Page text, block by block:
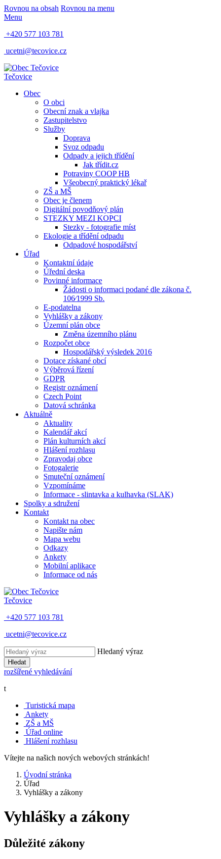
Rovnou na obsah Rovnou na menu
Menu
+420 577 103 781
ucetni@tecovice.cz
Tečovice
Obec
O obci
Obecní znak a vlajka
Zastupitelstvo
Služby
Doprava
Svoz odpadu
Odpady a jejich třídění
Jak třídit.cz
Potraviny COOP HB
Všeobecný praktický lékař
ZŠ a MŠ
Obec je členem
Digitální povodňový plán
STEZKY MEZI KOPCI
Stezky - fotografie míst
Ekologie a třídění odpadu
Odpadové hospodářství
Úřad
Kontaktní údaje
Úřední deska
Povinné informace
Žádosti o informaci podané dle zákona č.
106⁄1999 Sb.
E-podatelna
Vyhlášky a zákony
Územní plán obce
Změna územního plánu
Rozpočet obce
Hospodářský výsledek 2016
Dotace získané obcí
Výběrová řízení
GDPR
Registr oznámení
Czech Point
Datová schránka
Aktuálně
Aktuality
Kalendář akcí
Plán kulturních akcí
Hlášení rozhlasu
Zpravodaj obce
Fotogalerie
Smuteční oznámení
Vzpomínáme
Informace - slintavka a kulhavka (SLAK)
Spolky a sdružení
Kontakt
Kontakt na obec
Napište nám
Mapa webu
Odkazy
Ankety
Mobilní aplikace
Informace od nás
Tečovice
+420 577 103 781
ucetni@tecovice.cz
Hledaný výraz
Hledat
rozšířené vyhledávání
t
Turistická mapa
Ankety
ZŠ a MŠ
Úřad online
Hlášení rozhlasu
Vítejte na našich nových webových stránkách!
Úvodní stránka
Úřad
Vyhlášky a zákony
Vyhlášky a zákony
Důležité zákony